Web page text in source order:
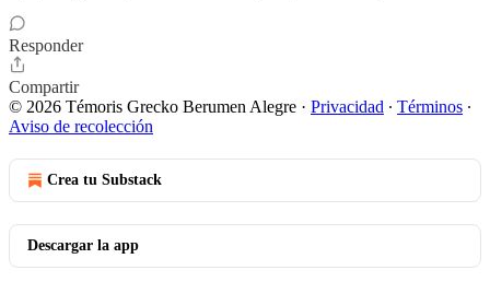
Responder
Compartir
© 2026 Témoris Grecko Berumen Alegre · Privacidad ∙ Términos ∙
Aviso de recolección
Crea tu Substack
Descargar la app